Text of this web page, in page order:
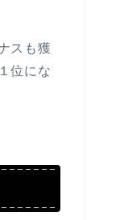
スも獲
位にな